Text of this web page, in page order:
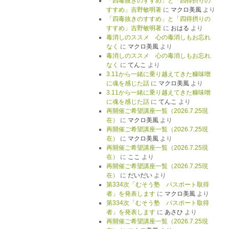
すすめ」吉野敏明著に マクロ美風より
「四毒抜きのすすめ」と「四得摂りの
すすめ」吉野敏明著に おはる より
毒消しのススメ 心の毒消しもお忘れ
なく に マクロ美風より
毒消しのススメ 心の毒消しもお忘れ
なく に てんこ より
3.11から一緒に乗り越えてきた糠味噌
に魂を感じた話に マクロ美風より
3.11から一緒に乗り越えてきた糠味噌
に魂を感じた話に てんこ より
再開催ご希望講座一覧（2026.7.25現
在）
に マクロ美風より
再開催ご希望講座一覧（2026.7.25現
在）
に マクロ美風より
再開催ご希望講座一覧（2026.7.25現
在）
に ここ より
再開催ご希望講座一覧（2026.7.25現
在）
に だいだいより
第334次「むそう塾 パスポート取得
者」を発表しますに マクロ美風より
第334次「むそう塾 パスポート取得
者」を発表しますに あさひ より
再開催ご希望講座一覧（2026.7.25現